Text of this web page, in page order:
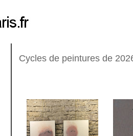
Cycles de peintures de